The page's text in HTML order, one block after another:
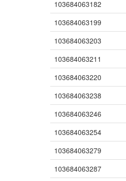
103684063182
103684063199
103684063203
103684063211
103684063220
103684063238
103684063246
103684063254
103684063279
103684063287